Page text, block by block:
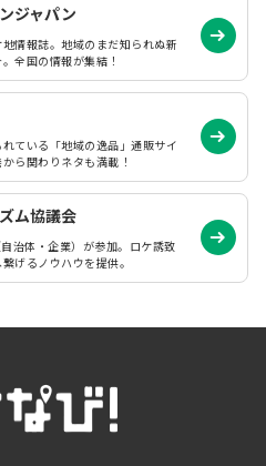
ジャパン
情報誌。地域のまだ知られぬ新
全国の情報が集結！
ている「地域の逸品」通販サイ
ら関わりネタも満載！
ム協議会
治体・企業）が参加。ロケ誘致
げるノウハウを提供。